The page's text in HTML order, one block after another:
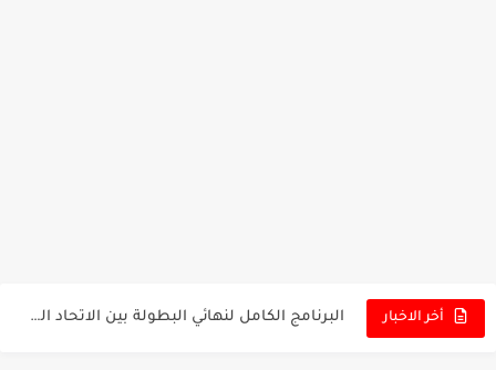
أخر الاخبار البرنامج الكامل لنهائي البطولة بين الاتحاد المنستيري والنادي الإفريقي